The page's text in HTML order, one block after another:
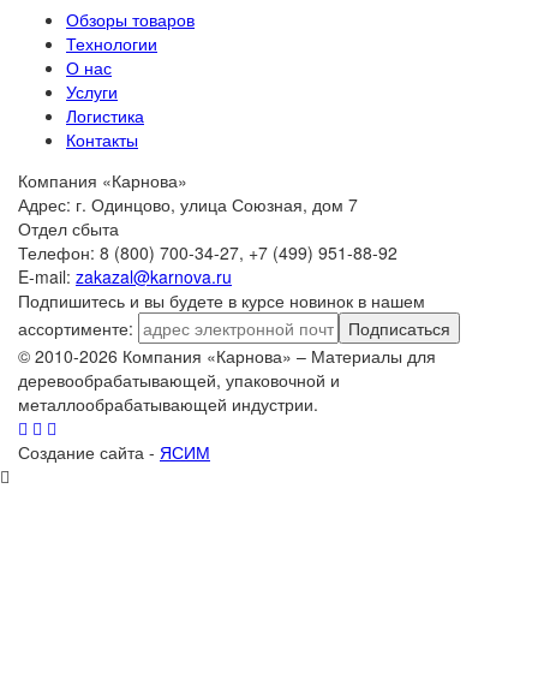
Обзоры товаров
Технологии
О нас
Услуги
Логистика
Контакты
Компания «Карнова»
Адрес: г. Одинцово, улица Союзная, дом 7
Отдел сбыта
Телефон: 8 (800) 700-34-27, +7 (499) 951-88-92
E-mail: zakazal@karnova.ru
Подпишитесь и вы будете в курсе новинок в нашем
ассортименте:
Подписаться
© 2010-2026 Компания «Карнова» – Материалы для
деревообрабатывающей, упаковочной и
металлообрабатывающей индустрии.
Создание сайта - ЯСИМ